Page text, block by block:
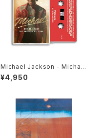
Michael Jackson - Michae
l: Songs From The Motion
Picture(Cassette Tape)
¥4,950